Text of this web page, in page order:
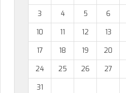
3
4 5 6
10
11 12 13
17
18 19 20
24
25 26 27
31